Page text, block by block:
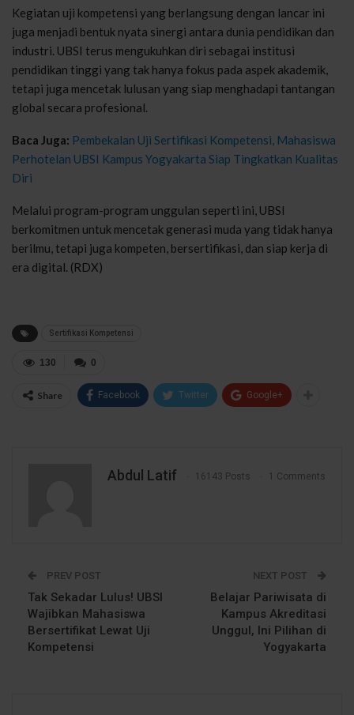
Kegiatan uji kompetensi yang berlangsung dengan lancar ini
juga menjadi bentuk nyata sinergi antara dunia pendidikan dan
industri. UBSI terus mengukuhkan diri sebagai institusi
pendidikan tinggi yang tak hanya fokus pada aspek akademik,
tetapi juga mencetak lulusan yang siap menghadapi tantangan
global secara profesional.
Baca Juga: Pembekalan Uji Sertifikasi Kompetensi, Mahasiswa
Perhotelan UBSI Kampus Yogyakarta Siap Tingkatkan Kualitas
Diri
Melalui program-program unggulan seperti ini, UBSI
berkomitmen untuk mencetak generasi muda yang tidak hanya
berilmu, tetapi juga kompeten, bersertifikasi, dan siap kerja di
era digital. (RDX)
Sertifikasi Kompetensi
0
130
Share Facebook Twitter Google+
Abdul Latif 16143 Posts 1 Comments
PREV POST
Tak Sekadar Lulus! UBSI
Wajibkan Mahasiswa
Bersertifikat Lewat Uji
Kompetensi
NEXT POST
Belajar Pariwisata di
Kampus Akreditasi
Unggul, Ini Pilihan di
Yogyakarta